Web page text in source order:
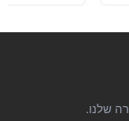
שלנו.